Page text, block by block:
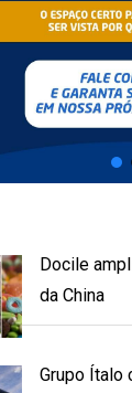
Docile
da China
Grupo Ítalo